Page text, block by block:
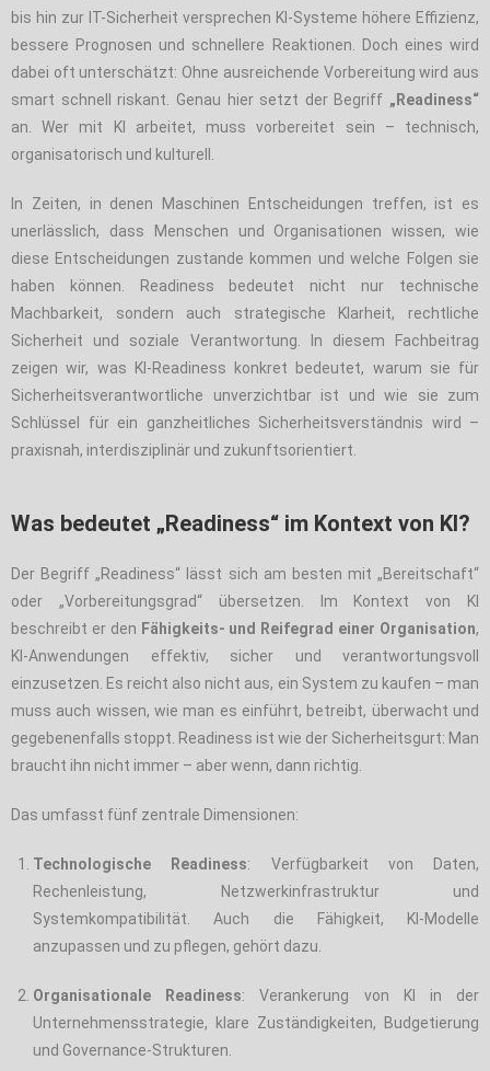
bis hin zur IT-Sicherheit versprechen KI-Systeme höhere Effizienz,
bessere Prognosen und schnellere Reaktionen. Doch eines wird
dabei oft unterschätzt: Ohne ausreichende Vorbereitung wird aus
smart schnell riskant. Genau hier setzt der Begriff „Readiness“
an. Wer mit KI arbeitet, muss vorbereitet sein – technisch,
organisatorisch und kulturell.
In Zeiten, in denen Maschinen Entscheidungen treffen, ist es
unerlässlich, dass Menschen und Organisationen wissen, wie
diese Entscheidungen zustande kommen und welche Folgen sie
haben können. Readiness bedeutet nicht nur technische
Machbarkeit, sondern auch strategische Klarheit, rechtliche
Sicherheit und soziale Verantwortung. In diesem Fachbeitrag
zeigen wir, was KI-Readiness konkret bedeutet, warum sie für
Sicherheitsverantwortliche unverzichtbar ist und wie sie zum
Schlüssel für ein ganzheitliches Sicherheitsverständnis wird –
praxisnah, interdisziplinär und zukunftsorientiert.
Was bedeutet „Readiness“ im Kontext von KI?
Der Begriff „Readiness“ lässt sich am besten mit „Bereitschaft“
oder „Vorbereitungsgrad“ übersetzen. Im Kontext von KI
beschreibt er den Fähigkeits- und Reifegrad einer Organisation,
KI-Anwendungen effektiv, sicher und verantwortungsvoll
einzusetzen. Es reicht also nicht aus, ein System zu kaufen – man
muss auch wissen, wie man es einführt, betreibt, überwacht und
gegebenenfalls stoppt. Readiness ist wie der Sicherheitsgurt: Man
braucht ihn nicht immer – aber wenn, dann richtig.
Das umfasst fünf zentrale Dimensionen:
Technologische Readiness: Verfügbarkeit von Daten,
Rechenleistung, Netzwerkinfrastruktur und
Systemkompatibilität. Auch die Fähigkeit, KI-Modelle
anzupassen und zu pflegen, gehört dazu.
Organisationale Readiness: Verankerung von KI in der
Unternehmensstrategie, klare Zuständigkeiten, Budgetierung
und Governance-Strukturen.